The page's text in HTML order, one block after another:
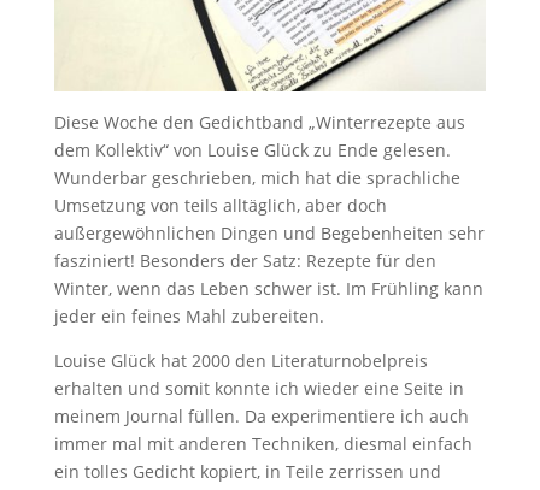
Diese Woche den Gedichtband „Winterrezepte aus
dem Kollektiv“ von Louise Glück zu Ende gelesen.
Wunderbar geschrieben, mich hat die sprachliche
Umsetzung von teils alltäglich, aber doch
außergewöhnlichen Dingen und Begebenheiten sehr
fasziniert! Besonders der Satz: Rezepte für den
Winter, wenn das Leben schwer ist. Im Frühling kann
jeder ein feines Mahl zubereiten.
Louise Glück hat 2000 den Literaturnobelpreis
erhalten und somit konnte ich wieder eine Seite in
meinem Journal füllen. Da experimentiere ich auch
immer mal mit anderen Techniken, diesmal einfach
ein tolles Gedicht kopiert, in Teile zerrissen und